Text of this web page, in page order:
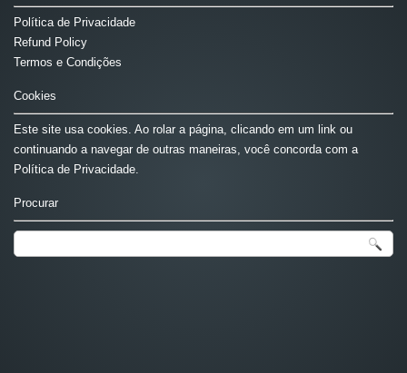
Política de Privacidade
Refund Policy
Termos e Condições
Cookies
Este site usa cookies. Ao rolar a página, clicando em um link ou
continuando a navegar de outras maneiras, você concorda com a
Política de Privacidade.
Procurar